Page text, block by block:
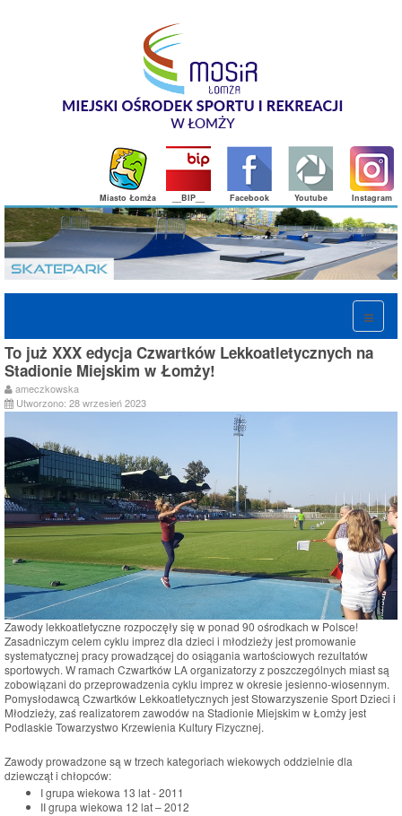
Instagram
Youtube
Facebook
__BIP__
Miasto Łomża
To już XXX edycja Czwartków Lekkoatletycznych na
Stadionie Miejskim w Łomży!
ameczkowska
Utworzono: 28 wrzesień 2023
Zawody lekkoatletyczne rozpoczęły się w ponad 90 ośrodkach w Polsce!
Zasadniczym celem cyklu imprez dla dzieci i młodzieży jest promowanie
systematycznej pracy prowadzącej do osiągania wartościowych rezultatów
sportowych. W ramach Czwartków LA organizatorzy z poszczególnych miast są
zobowiązani do przeprowadzenia cyklu imprez w okresie jesienno-wiosennym.
Pomysłodawcą Czwartków Lekkoatletycznych jest Stowarzyszenie Sport Dzieci i
Młodzieży, zaś realizatorem zawodów na Stadionie Miejskim w Łomży jest
Podlaskie Towarzystwo Krzewienia Kultury Fizycznej.
Zawody prowadzone są w trzech kategoriach wiekowych oddzielnie dla
dziewcząt i chłopców:
I grupa wiekowa 13 lat - 2011
II grupa wiekowa 12 lat – 2012